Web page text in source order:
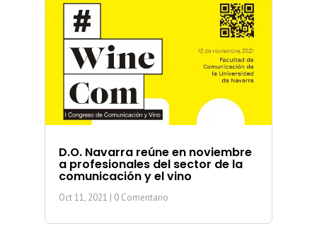
D.O. Navarra reúne en noviembre
a profesionales del sector de la
comunicación y el vino
Oct 11, 2021 | 0 Comentario